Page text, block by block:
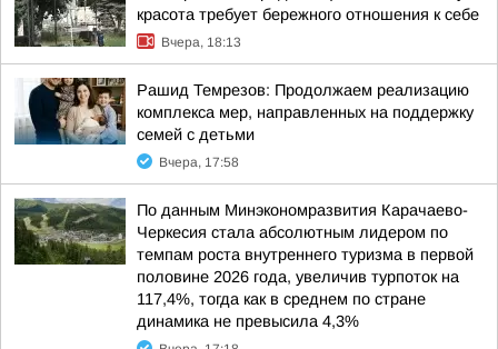
красота требует бережного отношения к себе
Вчера, 18:13
Рашид Темрезов: Продолжаем реализацию
комплекса мер, направленных на поддержку
семей с детьми
Вчера, 17:58
По данным Минэкономразвития Карачаево-
Черкесия стала абсолютным лидером по
темпам роста внутреннего туризма в первой
половине 2026 года, увеличив турпоток на
117,4%, тогда как в среднем по стране
динамика не превысила 4,3%